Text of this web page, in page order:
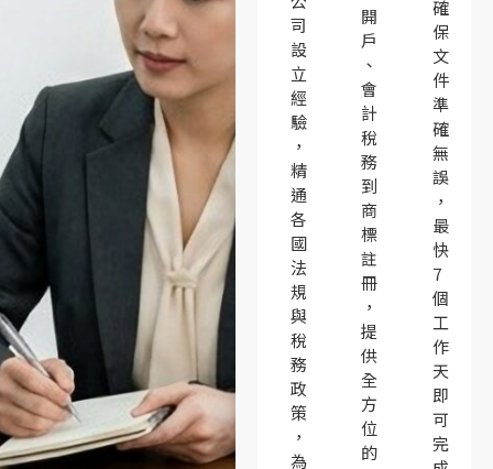
司
設
立
經
驗
，
精
通
各
國
法
規
與
稅
務
政
策
，
為
開
戶
、
會
計
稅
務
到
商
標
註
冊
，
提
供
全
方
位
的
確
保
文
件
準
確
無
誤
，
最
快
7
個
工
作
天
即
可
完